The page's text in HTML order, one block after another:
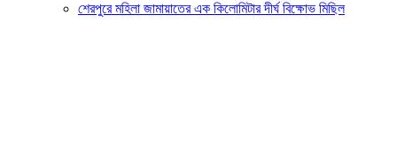
শেরপুরে মহিলা জামায়াতের এক কিলোমিটার দীর্ঘ বিক্ষোভ মিছিল